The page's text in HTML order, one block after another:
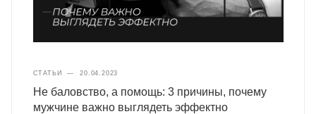
СТАТЬИ — 20.04.2023
Не баловство, а помощь: 3 причины, почему
мужчине важно выглядеть эффектно